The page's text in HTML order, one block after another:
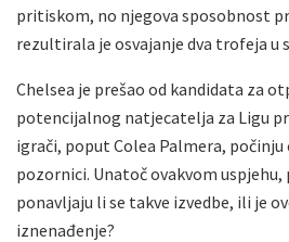
pritiskom, no njegova sposobnost
rezultirala je osvajanje dva trofeja u
Chelsea je prešao od kandidata za
potencijalnog natjecatelja za Ligu
igrači, poput Colea Palmera,
pozornici. Unatoč ovakvom
ponavljaju li se takve izvedbe, ili je
iznenađenje?